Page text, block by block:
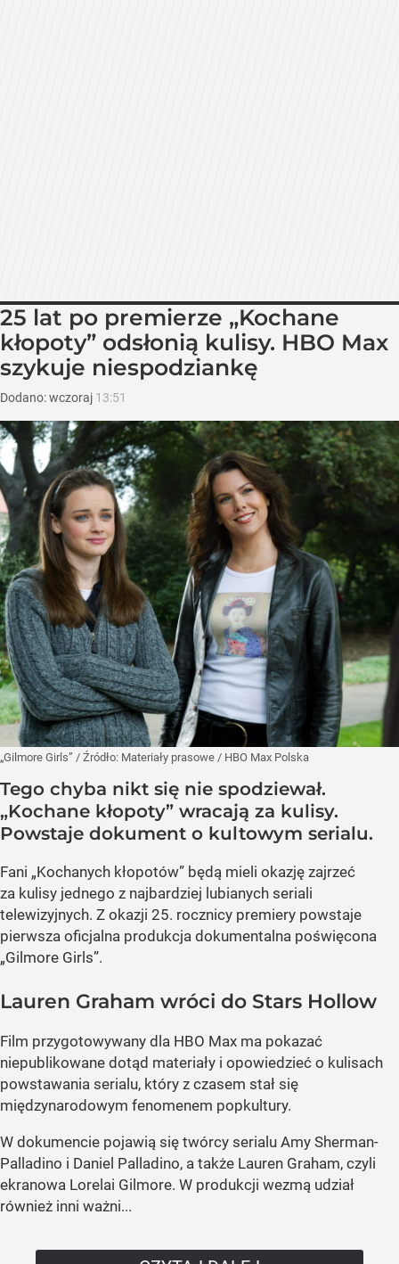
25 lat po premierze „Kochane
kłopoty” odsłonią kulisy. HBO Max
szykuje niespodziankę
Dodano:wczoraj 13:51
„Gilmore Girls” / Źródło: Materiały prasowe / HBO Max Polska
Tego chyba nikt się nie spodziewał.
„Kochane kłopoty” wracają za kulisy.
Powstaje dokument o kultowym serialu.
Fani „Kochanych kłopotów” będą mieli okazję zajrzeć
za kulisy jednego z najbardziej lubianych seriali
telewizyjnych. Z okazji 25. rocznicy premiery powstaje
pierwsza oficjalna produkcja dokumentalna poświęcona
„Gilmore Girls”.
Lauren Graham wróci do Stars Hollow
Film przygotowywany dla HBO Max ma pokazać
niepublikowane dotąd materiały i opowiedzieć o kulisach
powstawania serialu, który z czasem stał się
międzynarodowym fenomenem popkultury.
W dokumencie pojawią się twórcy serialu Amy Sherman-
Palladino i Daniel Palladino, a także Lauren Graham, czyli
ekranowa Lorelai Gilmore. W produkcji wezmą udział
również inni ważni...